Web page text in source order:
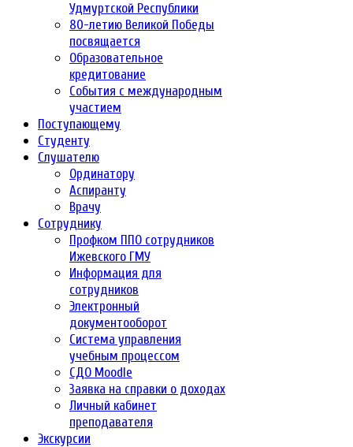
Удмуртской Республики
80-летию Великой Победы
посвящается
Образовательное
кредитование
События с международным
участием
Поступающему
Студенту
Слушателю
Ординатору
Аспиранту
Врачу
Сотруднику
Профком ППО сотрудников
Ижевского ГМУ
Информация для
сотрудников
Электронный
документооборот
Система управления
учебным процессом
СДО Moodle
Заявка на справки о доходах
Личный кабинет
преподавателя
Экскурсии